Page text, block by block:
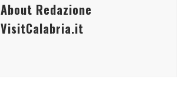
About Redazione
VisitCalabria.it